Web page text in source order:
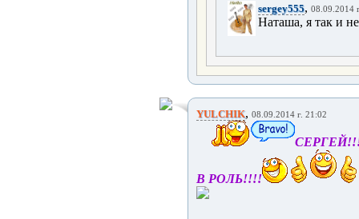
sergey555, 08.09.2014
Наташа, я так и
YULCHIK, 08.09.2014 г. 21:02
В РОЛЬ!!!!